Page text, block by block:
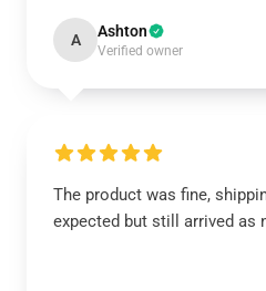
A Ashton
Verified owner
The product was fine,
expected but still arrived as